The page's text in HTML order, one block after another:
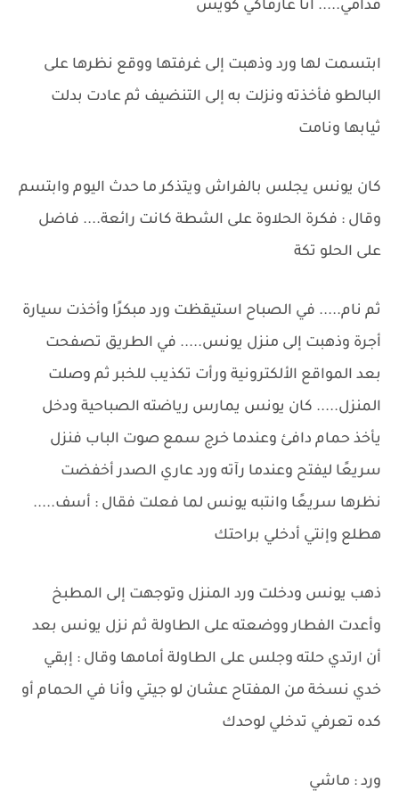
قدامي..... أنا عارفاكي كويس
ابتسمت لها ورد وذهبت إلى غرفتها ووقع نظرها على
البالطو فأخذته ونزلت به إلى التنضيف ثم عادت بدلت
ثيابها ونامت
كان يونس يجلس بالفراش ويتذكر ما حدث اليوم وابتسم
وقال : فكرة الحلاوة على الشطة كانت رائعة.... فاضل
على الحلو تكة
ثم نام..... في الصباح استيقظت ورد مبكرًا وأخذت سيارة
أجرة وذهبت إلى منزل يونس..... في الطريق تصفحت
بعد المواقع الألكترونية ورأت تكذيب للخبر ثم وصلت
المنزل..... كان يونس يمارس رياضته الصباحية ودخل
يأخذ حمام دافئ وعندما خرج سمع صوت الباب فنزل
سريعًا ليفتح وعندما رآته ورد عاري الصدر أخفضت
نظرها سريعًا وانتبه يونس لما فعلت فقال : أسف.....
هطلع وإنتي أدخلي براحتك
ذهب يونس ودخلت ورد المنزل وتوجهت إلى المطبخ
وأعدت الفطار ووضعته على الطاولة ثم نزل يونس بعد
أن ارتدي حلته وجلس على الطاولة أمامها وقال : إبقي
خدي نسخة من المفتاح عشان لو جيتي وأنا في الحمام أو
كده تعرفي تدخلي لوحدك
ورد : ماشي